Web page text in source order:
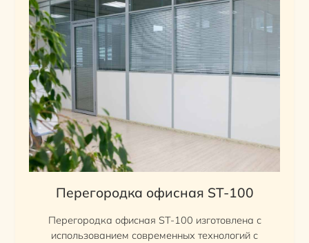
Перегородка офисная ST-100
Перегородка офисная ST-100 изготовлена с
использованием современных технологий с